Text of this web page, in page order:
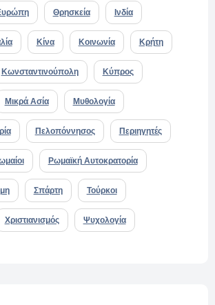
Θρησκεία Ινδία
Κίνα Κοινωνία Κρήτη
Κωνσταντινούπολη Κύπρος
Μικρά Ασία Μυθολογία
Πελοπόννησος Περιηγητές
Ρωμαϊκή Αυτοκρατορία
Σπάρτη Τούρκοι
Χριστιανισμός Ψυχολογία